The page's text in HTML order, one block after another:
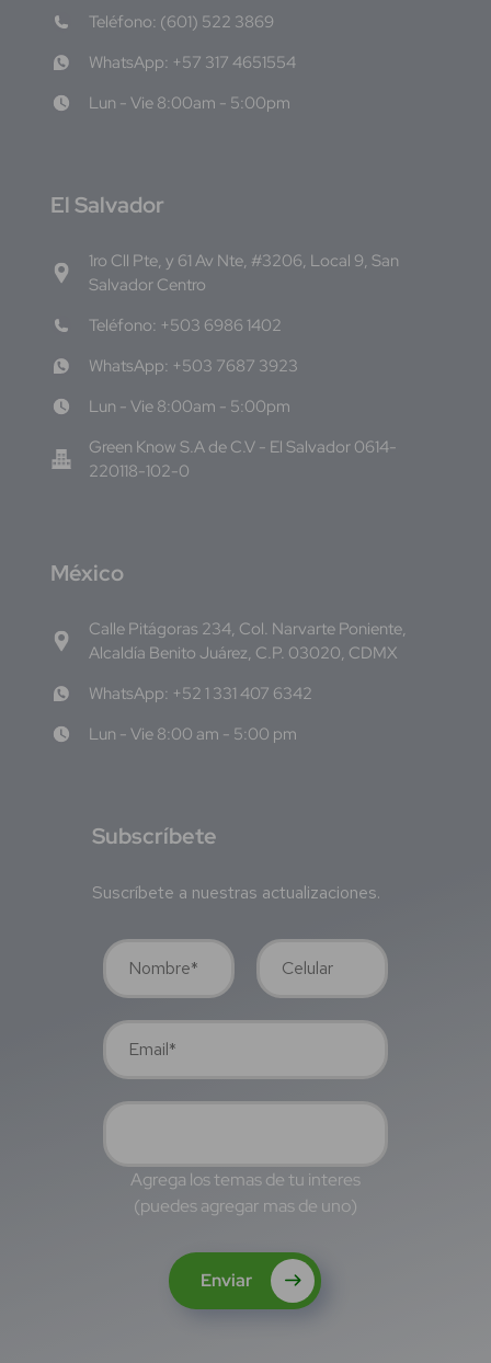
Teléfono: (601) 522 3869
WhatsApp: +57 317 4651554
Lun - Vie 8:00am - 5:00pm
El Salvador
1ro Cll Pte, y 61 Av Nte, #3206, Local 9, San
Salvador Centro
Teléfono: +503 6986 1402
WhatsApp: +503 7687 3923
Lun - Vie 8:00am - 5:00pm
Green Know S.A de C.V - El Salvador 0614-
220118-102-0
México
Calle Pitágoras 234, Col. Narvarte Poniente,
Alcaldía Benito Juárez, C.P. 03020, CDMX
WhatsApp: +52 1 331 407 6342
Lun - Vie 8:00 am - 5:00 pm
Subscríbete
Suscríbete a nuestras actualizaciones.
Agrega los temas de tu interes
(puedes agregar mas de uno)
Enviar